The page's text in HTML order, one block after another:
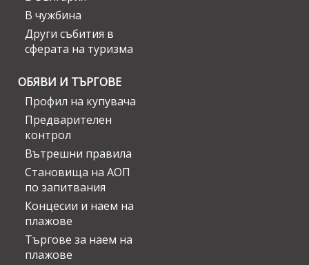
В чужбина
Други събития в
сферата на туризма
ОБЯВИ И ТЪРГОВЕ
Профил на купувача
Предварителен
контрол
Вътрешни правила
Становища на АОП
по запитвания
Концесии и наем на
плажове
Търгове за наем на
плажове